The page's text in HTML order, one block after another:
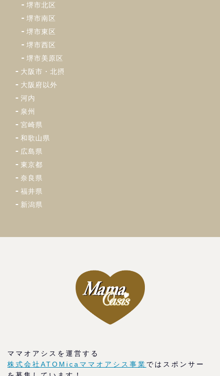
堺市北区
堺市南区
堺市東区
堺市西区
堺市美原区
大阪市・北摂
大阪府以外
河内
泉州
宮崎県
和歌山県
広島県
東京都
奈良県
福井県
新潟県
ママオアシスを運営する
株式会社ATOMicaママオアシス事業 ではスポンサー